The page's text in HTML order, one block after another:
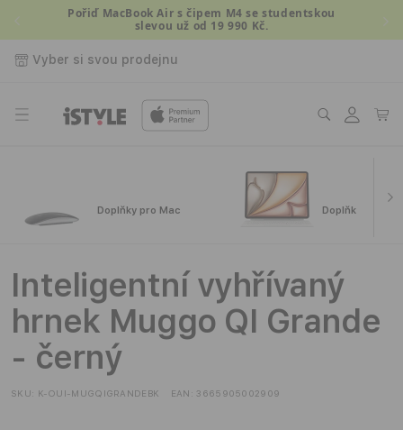
Přejít kPořiď MacBook Air s čipem M4 se studentskou
slevou už od 19 990 Kč.
Vyber si svou prodejnu
Přihlásit
se
Košík
Doplňky pro Mac Doplňky pro
Inteligentní vyhřívaný
hrnek Muggo QI Grande
- černý
SKU: K-OUI-MUGQIGRANDEBK EAN: 3665905002909